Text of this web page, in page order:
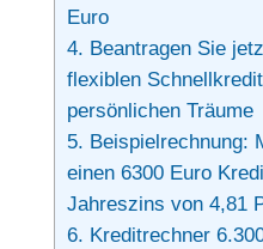
Euro
4. Beantragen Sie
flexiblen
persönlichen Träume
5. Beispielrechnung:
einen 6300 Euro
Jahreszins von 4,81
6. Kreditrechner